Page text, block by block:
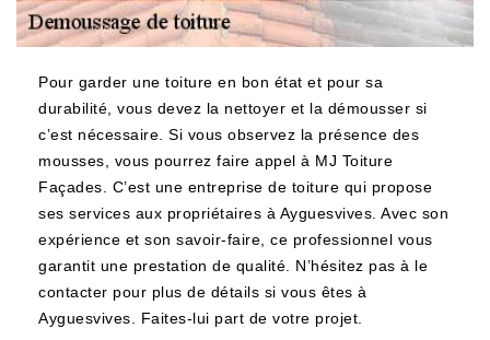
Pour garder une toiture en bon état et pour sa
durabilité, vous devez la nettoyer et la démousser si
c’est nécessaire. Si vous observez la présence des
mousses, vous pourrez faire appel à MJ Toiture
Façades. C’est une entreprise de toiture qui propose
ses services aux propriétaires à Ayguesvives. Avec son
expérience et son savoir-faire, ce professionnel vous
garantit une prestation de qualité. N’hésitez pas à le
contacter pour plus de détails si vous êtes à
Ayguesvives. Faites-lui part de votre projet.